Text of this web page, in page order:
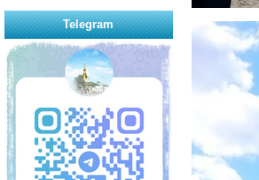
Telegram